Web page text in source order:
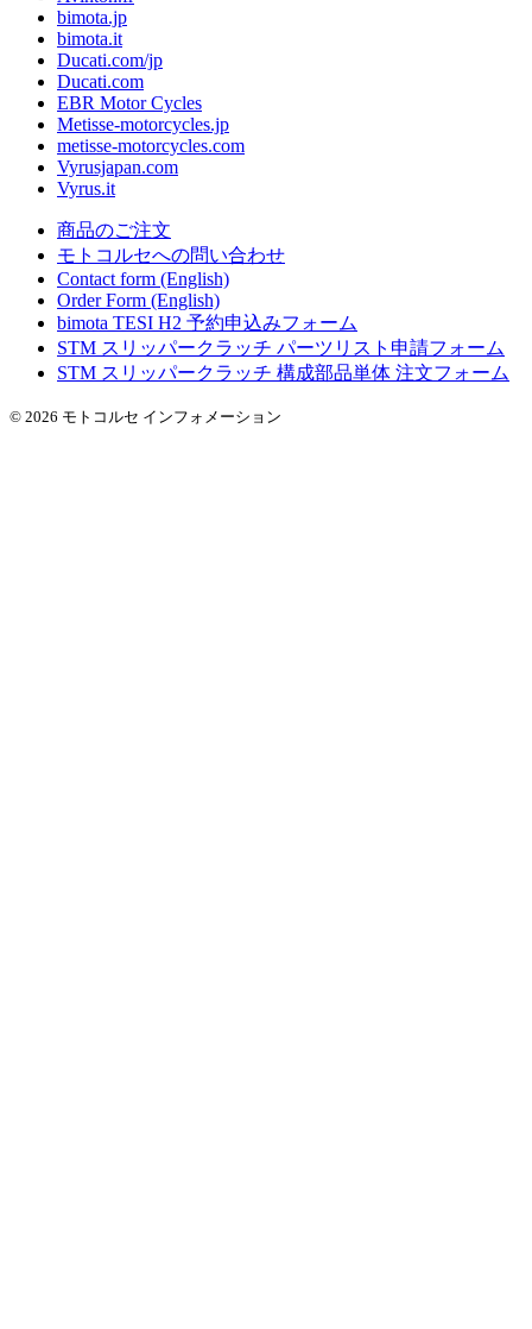
bimota.jp
bimota.it
Ducati.com/jp
Ducati.com
EBR Motor Cycles
Metisse-motorcycles.jp
metisse-motorcycles.com
Vyrusjapan.com
Vyrus.it
商品のご注文
モトコルセへの問い合わせ
Contact form (English)
Order Form (English)
bimota TESI H2 予約申込みフォーム
STM スリッパークラッチ パーツリスト申請フォーム
STM スリッパークラッチ 構成部品単体 注文フォーム
© 2026 モトコルセ インフォメーション